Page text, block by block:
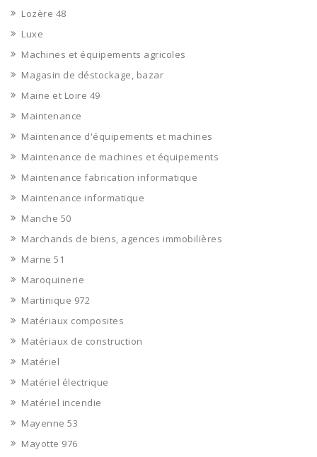
Lozère 48
Luxe
Machines et équipements agricoles
Magasin de déstockage, bazar
Maine et Loire 49
Maintenance
Maintenance d'équipements et machines
Maintenance de machines et équipements
Maintenance fabrication informatique
Maintenance informatique
Manche 50
Marchands de biens, agences immobilières
Marne 51
Maroquinerie
Martinique 972
Matériaux composites
Matériaux de construction
Matériel
Matériel électrique
Matériel incendie
Mayenne 53
Mayotte 976